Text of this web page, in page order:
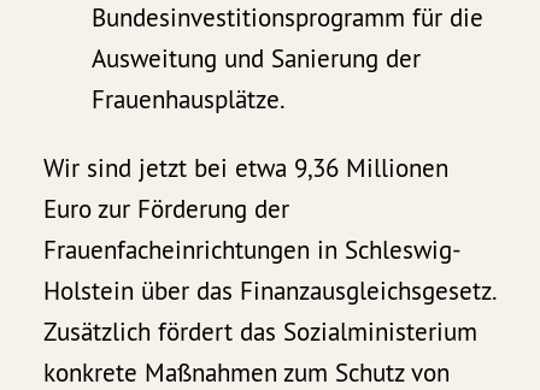
Bundesinvestitionsprogramm für die
Ausweitung und Sanierung der
Frauenhausplätze.
Wir sind jetzt bei etwa 9,36 Millionen
Euro zur Förderung der
Frauenfacheinrichtungen in Schleswig-
Holstein über das Finanzausgleichsgesetz.
Zusätzlich fördert das Sozialministerium
konkrete Maßnahmen zum Schutz von